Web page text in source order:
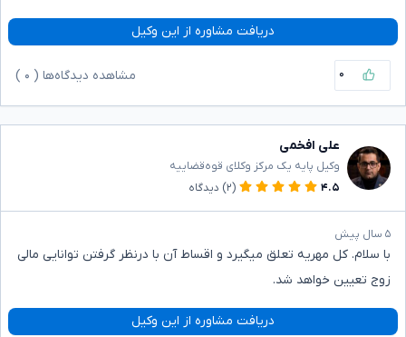
دریافت مشاوره از این وکیل
۰ مشاهده دیدگاه‌ها ( ۰
علی افخمی
وکیل پایه یک مرکز وکلای قوه‌قضاییه
۴.۵
(۲) دیدگاه
۵ سال پیش
با سلام. کل مهریه تعلق میگیرد و اقساط آن با درنظر گرفتن توانایی مالی
زوج تعیین خواهد شد.
دریافت مشاوره از این وکیل